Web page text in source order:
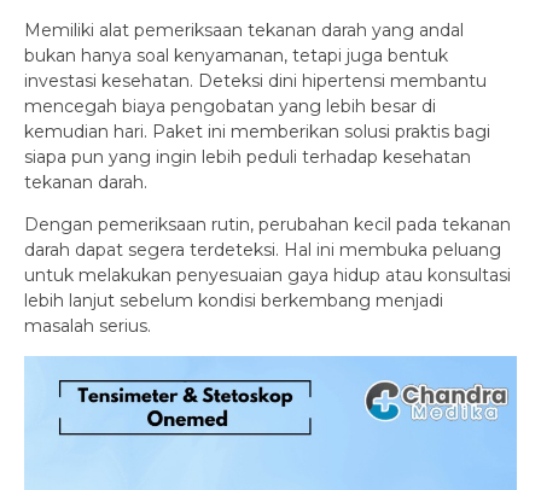
Memiliki alat pemeriksaan tekanan darah yang andal
bukan hanya soal kenyamanan, tetapi juga bentuk
investasi kesehatan. Deteksi dini hipertensi membantu
mencegah biaya pengobatan yang lebih besar di
kemudian hari. Paket ini memberikan solusi praktis bagi
siapa pun yang ingin lebih peduli terhadap kesehatan
tekanan darah.
Dengan pemeriksaan rutin, perubahan kecil pada tekanan
darah dapat segera terdeteksi. Hal ini membuka peluang
untuk melakukan penyesuaian gaya hidup atau konsultasi
lebih lanjut sebelum kondisi berkembang menjadi
masalah serius.